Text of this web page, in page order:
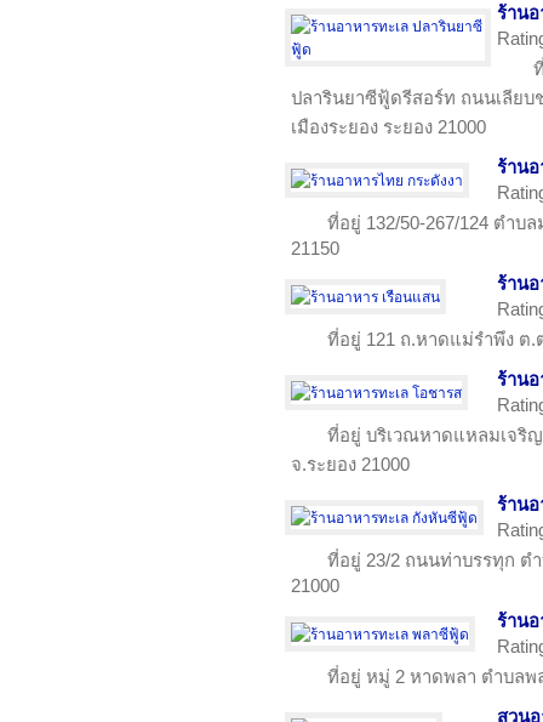
ร้าน
ปลารินยาซีฟู้ดรีสอร์ท ถนนเลียบ
เมืองระยอง ระยอง 21000
ร้านอ
ที่อยู่ 132/50-267/124 ตำบ
21150
ร้านอ
ที่อยู่ 121 ถ.หาดแม่รำพึง ต.
ร้านอ
ที่อยู่ บริเวณหาดแหลมเจริ
จ.ระยอง 21000
ร้าน
ที่อยู่ 23/2 ถนนท่าบรรทุก ตำ
21000
ร้าน
ที่อยู่ หมู่ 2 หาดพลา ตำบลพ
สวน